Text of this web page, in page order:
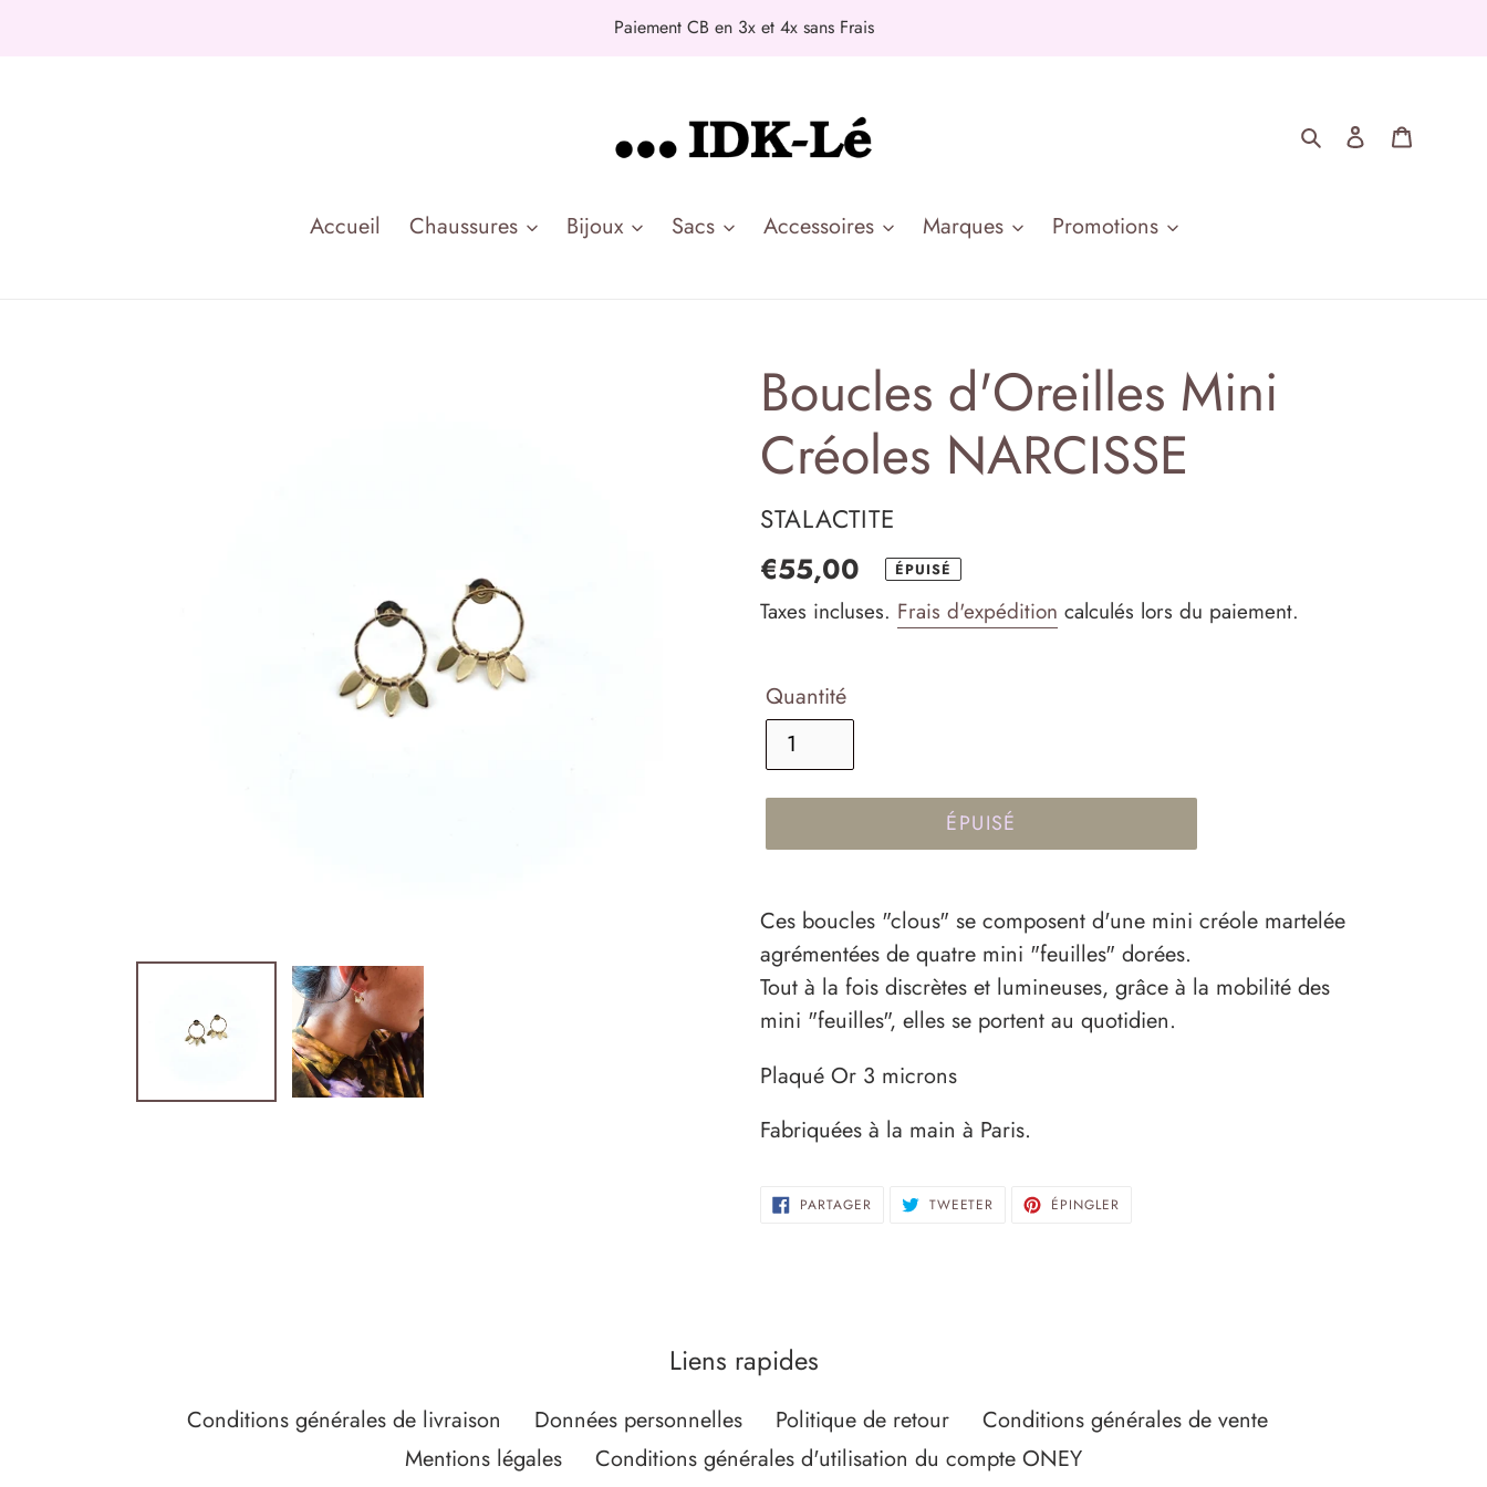
Paiement CB en 3x et 4x sans Frais
Rechercher
Se
Accueil Chaussures Bijoux Sacs Accessoires Marques Promotions
Boucles d'Oreilles Mini
Créoles NARCISSE
DISTRIBUTEUR
STALACTITE
Prix
normal
€55,00 ÉPUISÉ
Taxes incluses. Frais d'expédition calculés lors du paiement.
Quantité
ÉPUISÉ
d'un
produit
à
votre
Ces boucles "clous" se composent d'une mini créole martelée
agrémentées de quatre mini "feuilles" dorées.
Tout à la fois discrètes et lumineuses, grâce à la mobilité des
mini "feuilles", elles se portent au quotidien.
Plaqué Or 3 microns
Fabriquées à la main à Paris.
PARTAGER PARTAGER
SUR TWEETER TWEETERÉPINGLER
Liens rapides
Conditions générales de livraison Données personnelles Politique de retour
Conditions générales de vente
Mentions légales
Conditions générales d'utilisation du compte ONEY